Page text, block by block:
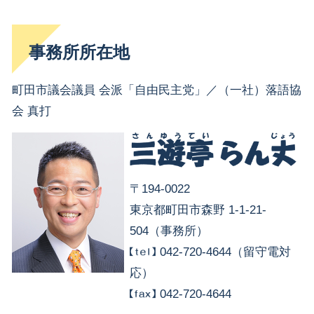
事務所所在地
町田市議会議員 会派「自由民主党」／（一社）落語協
会 真打
〒194-0022
東京都町田市森野 1-1-21-
504（事務所）
042-720-4644（留守電対
応）
042-720-4644